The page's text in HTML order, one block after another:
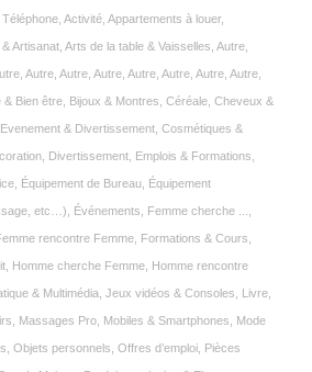
, Activité, Appartements à louer,
Artisanat, Arts de la table & Vaisselles Autre,
, Autre, Autre, Autre, Autre, Autre, Autre, Autre,
& Bien être, Bijoux & Montres Céréale‎, Cheveux &
& Divertissement, Cosmétiques &
, Divertissement, Emplois & Formations
, Équipement de Bureau, Équipement
etc…) Événements Femme cherche ...
rencontre Femme, Formations & Cours
, Homme cherche Femme, Homme rencontre
& Multimédia Jeux vidéos & Consoles Livre,
Massages Pro, Mobiles & Smartphones Mode
Objets personnels Offres d’emploi, Pièces